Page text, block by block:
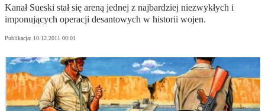
Kanał Sueski stał się areną jednej z najbardziej niezwykłych i
imponujących operacji desantowych w historii wojen.
Publikacja: 10.12.2011 00:01